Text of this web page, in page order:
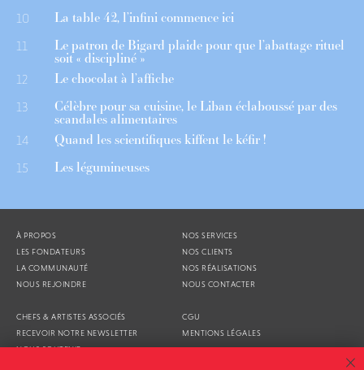
10 La table 42, l’infini commence ici
11 Le patron de Bigard plaide pour que l’abattage rituel
soit « discipliné »
12 Le chocolat à l’affiche
13 Célèbre pour sa cuisine, le Liban éclaboussé par des
scandales alimentaires
14 Quand les scientifiques kiffent le kéfir !
15 Les légumineuses
À PROPOS
LES FONDATEURS
LA COMMUNAUTÉ
NOUS REJOINDRE
NOS SERVICES
NOS CLIENTS
NOS RÉALISATIONS
NOUS CONTACTER
CHEFS & ARTISTES ASSOCIÉS
RECEVOIR NOTRE NEWSLETTER
NOUS SOUTENIR
CGU
MENTIONS LÉGALES